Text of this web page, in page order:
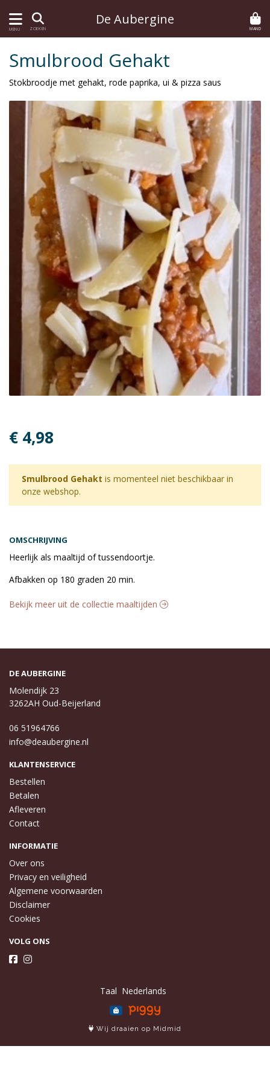
MENU ZOEKEN
De Aubergine
MAND
OMSCHRIJVING
Heerlijk als maaltijd of tussendoortje.
Afbakken op 180 graden 20 min.
Smulbrood Gehakt
Stokbroodje met gehakt, rode paprika, ui & pizza saus
€ 4,98
Smulbrood Gehakt is momenteel niet beschikbaar in
onze webshop.
Bekijk meer uit de collectie maaltijden
DE AUBERGINE
Molendijk 23
3262AH Oud-Beijerland
06 51964766
info@deaubergine.nl
KLANTENSERVICE
Bestellen
Betalen
Afleveren
Contact
INFORMATIE
Over ons
Privacy en veiligheid
Algemene voorwaarden
Disclaimer
Cookies
VOLG ONS
Taal
Wij draaien op Midmid